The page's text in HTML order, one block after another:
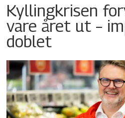
Kyllingkrisen
vare året ut –
doblet